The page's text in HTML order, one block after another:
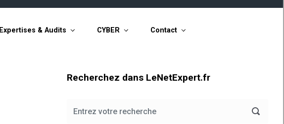
Expertises & Audits CYBER Contact
Recherchez dans LeNetExpert.fr